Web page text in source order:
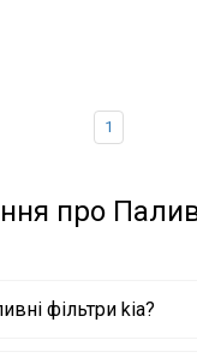
1
про
фільтри kia?